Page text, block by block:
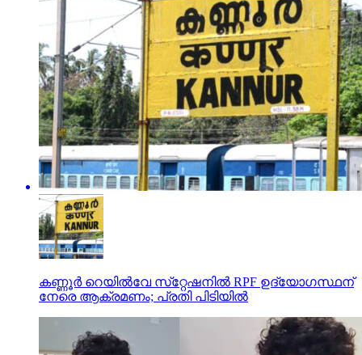
കണ്ണൂർ റെയില്‍വേ സ്‌റ്റേഷനിൽ RPF ഉദ്യോഗസ്ഥന്
നേരെ ആക്രമണം; പ്രതി പിടിയിൽ